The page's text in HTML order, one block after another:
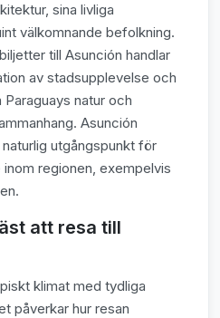
sina livliga
välkomnande befolkning.
till Asunción handlar
av stadsupplevelse och
natur och
Asunción
utgångspunkt för
regionen, exempelvis
att resa till
klimat med tydliga
påverkar hur resan